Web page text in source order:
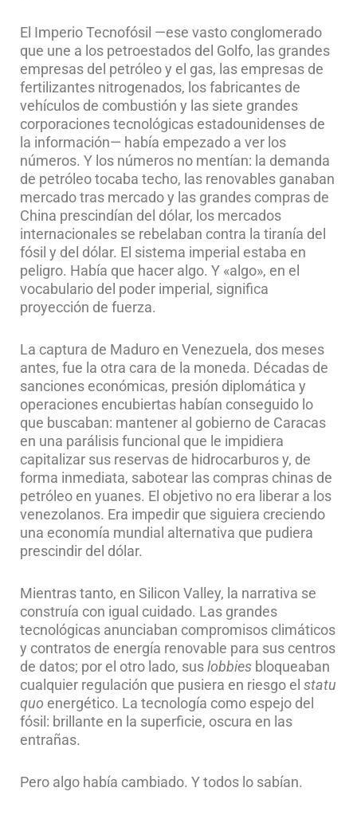
El Imperio Tecnofósil —ese vasto conglomerado
que une a los petroestados del Golfo, las grandes
empresas del petróleo y el gas, las empresas de
fertilizantes nitrogenados, los fabricantes de
vehículos de combustión y las siete grandes
corporaciones tecnológicas estadounidenses de
la información— había empezado a ver los
números. Y los números no mentían: la demanda
de petróleo tocaba techo, las renovables ganaban
mercado tras mercado y las grandes compras de
China prescindían del dólar, los mercados
internacionales se rebelaban contra la tiranía del
fósil y del dólar. El sistema imperial estaba en
peligro. Había que hacer algo. Y «algo», en el
vocabulario del poder imperial, significa
proyección de fuerza.
La captura de Maduro en Venezuela, dos meses
antes, fue la otra cara de la moneda. Décadas de
sanciones económicas, presión diplomática y
operaciones encubiertas habían conseguido lo
que buscaban: mantener al gobierno de Caracas
en una parálisis funcional que le impidiera
capitalizar sus reservas de hidrocarburos y, de
forma inmediata, sabotear las compras chinas de
petróleo en yuanes. El objetivo no era liberar a los
venezolanos. Era impedir que siguiera creciendo
una economía mundial alternativa que pudiera
prescindir del dólar.
Mientras tanto, en Silicon Valley, la narrativa se
construía con igual cuidado. Las grandes
tecnológicas anunciaban compromisos climáticos
y contratos de energía renovable para sus centros
de datos; por el otro lado, suslobbies bloqueaban
cualquier regulación que pusiera en riesgo el statu
quo energético. La tecnología como espejo del
fósil: brillante en la superficie, oscura en las
entrañas.
Pero algo había cambiado. Y todos lo sabían.